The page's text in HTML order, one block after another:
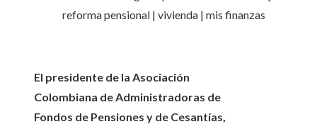
reforma pensional | vivienda | mis finanzas
El presidente de la Asociación
Colombiana de Administradoras de
Fondos de Pensiones y de Cesantías,